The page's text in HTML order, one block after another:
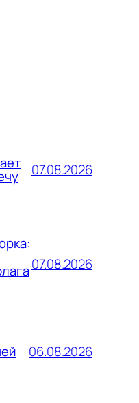
07.08.2026
07.08.2026
06.08.2026